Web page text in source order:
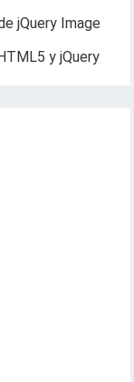
jQuery Image
y jQuery